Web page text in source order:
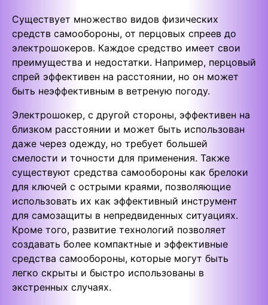
Существует множество видов физических
средств самообороны, от перцовых спреев до
электрошокеров. Каждое средство имеет свои
преимущества и недостатки. Например, перцовый
спрей эффективен на расстоянии, но он может
быть неэффективным в ветреную погоду.
Электрошокер, с другой стороны, эффективен на
близком расстоянии и может быть использован
даже через одежду, но требует большей
смелости и точности для применения. Также
существуют средства самообороны как брелоки
для ключей с острыми краями, позволяющие
использовать их как эффективный инструмент
для самозащиты в непредвиденных ситуациях.
Кроме того, развитие технологий позволяет
создавать более компактные и эффективные
средства самообороны, которые могут быть
легко скрыты и быстро использованы в
экстренных случаях.